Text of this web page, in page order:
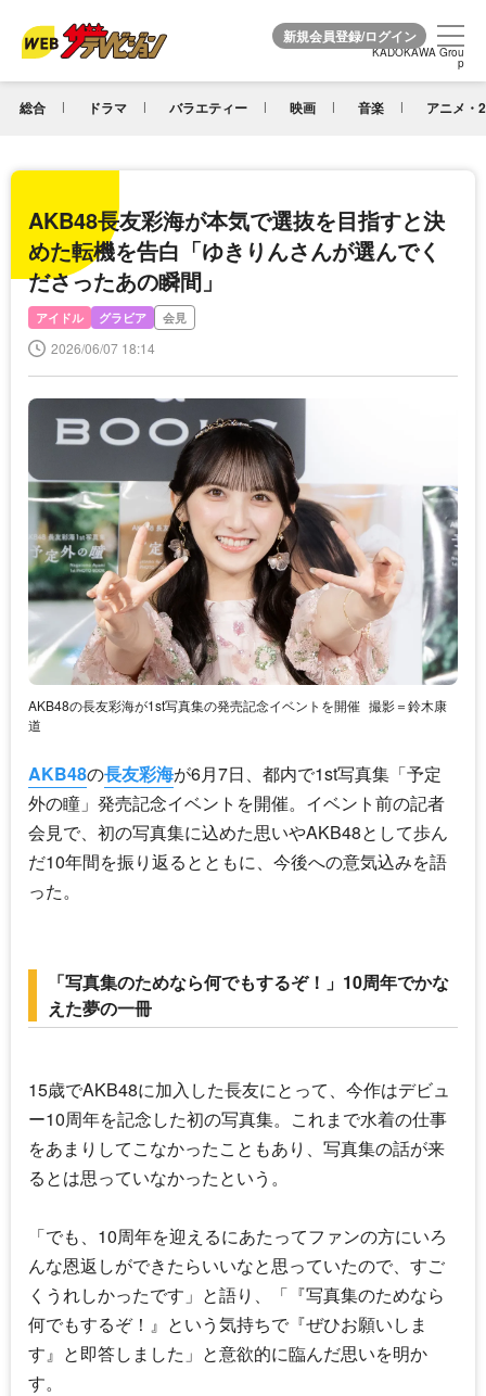
KADOKAWA Grou
p
総合 ドラマ バラエティー 映画 音楽 アニメ・
KADOKAWA Grou
p
AKB48長友彩海が本気で選抜を目指すと決
めた転機を告白「ゆきりんさんが選んでく
ださったあの瞬間」
アイドル グラビア 会見
2026/06/07 18:14
AKB48の長友彩海が1st写真集の発売記念イベントを開催 撮影＝鈴木康
道
AKB48の長友彩海が6月7日、都内で1st写真集「予定
外の瞳」発売記念イベントを開催。イベント前の記者
会見で、初の写真集に込めた思いやAKB48として歩ん
だ10年間を振り返るとともに、今後への意気込みを語
った。
「写真集のためなら何でもするぞ！」10周年でかな
えた夢の一冊
15歳でAKB48に加入した長友にとって、今作はデビュ
ー10周年を記念した初の写真集。これまで水着の仕事
をあまりしてこなかったこともあり、写真集の話が来
るとは思っていなかったという。
「でも、10周年を迎えるにあたってファンの方にいろ
んな恩返しができたらいいなと思っていたので、すご
くうれしかったです」と語り、「『写真集のためなら
何でもするぞ！』という気持ちで『ぜひお願いしま
す』と即答しました」と意欲的に臨んだ思いを明か
す。